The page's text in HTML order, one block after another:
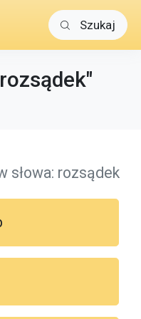
Szukaj
słowa: rozsądek